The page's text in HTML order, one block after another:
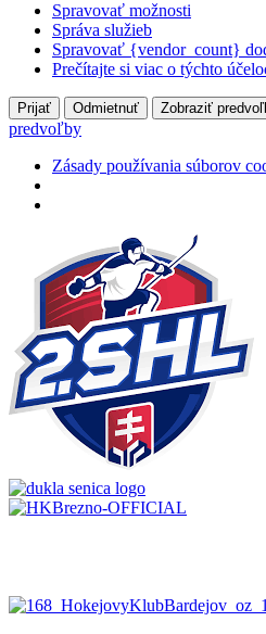
Spravovať možnosti
Správa služieb
Spravovať {vendor_count}
Prečítajte si viac o týchto
Prijať Odmietnuť Zobraziť
predvoľby
Zásady používania súborov
obsah